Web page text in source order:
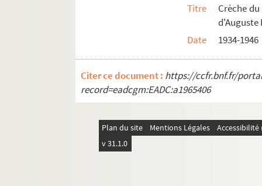
Titre
Crèche
d'Auguste
Date
1934-1946
Citer ce document : https://ccfr.bnf.fr/
record=eadcgm:EADC:a1965406
Plan du site Mentions Légales
v 31.1.0